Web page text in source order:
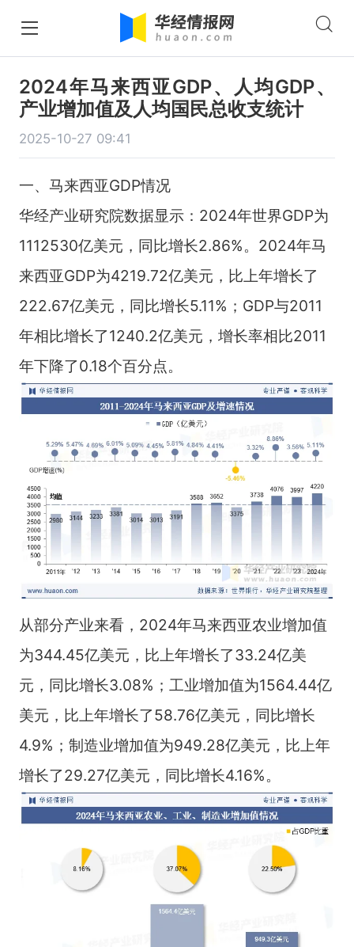
2024年马来西亚GDP、人均GDP、
产业增加值及人均国民总收支统计
2025-10-27 09:41
一、马来西亚GDP情况
华经产业研究院数据显示：2024年世界GDP为
1112530亿美元，同比增长2.86%。2024年马
来西亚GDP为4219.72亿美元，比上年增长了
222.67亿美元，同比增长5.11%；GDP与2011
年相比增长了1240.2亿美元，增长率相比2011
年下降了0.18个百分点。
从部分产业来看，2024年马来西亚农业增加值
为344.45亿美元，比上年增长了33.24亿美
元，同比增长3.08%；工业增加值为1564.44亿
美元，比上年增长了58.76亿美元，同比增长
4.9%；制造业增加值为949.28亿美元，比上年
增长了29.27亿美元，同比增长4.16%。